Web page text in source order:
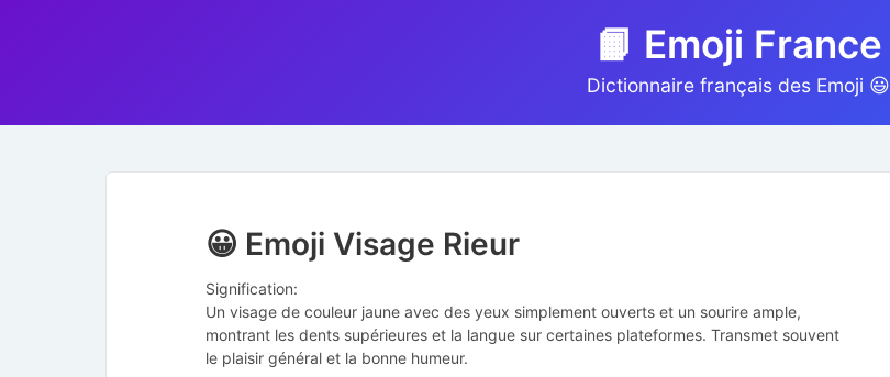
📙 Emoji France
Dictionnaire français des Emoji 😃
😀 Emoji Visage Rieur
Signification:
Un visage de couleur jaune avec des yeux simplement ouverts et un sourire ample,
montrant les dents supérieures et la langue sur certaines plateformes. Transmet souvent
le plaisir général et la bonne humeur.